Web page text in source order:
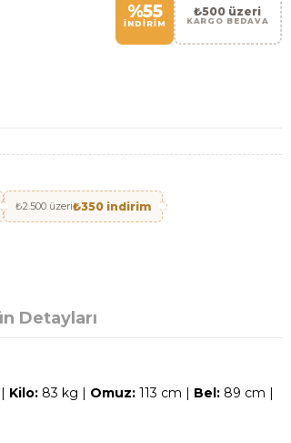
%55
İNDİRİM
₺500 üzeri
KARGO BEDAVA
₺2.500 üzeri₺350 indirim
Detayları
Kilo:83 kg | Omuz:113 cm | Bel:89 cm |